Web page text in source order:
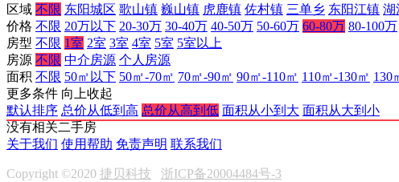
区域 不限 东阳城区 歌山镇 巍山镇 虎鹿镇 佐村镇 三单乡 东阳江镇 湖
价格 不限 20万以下 20-30万 30-40万 40-50万 50-60万 60-80万 80-100万
房型 不限 1室 2室 3室 4室 5室 5室以上
房源 不限 中介房源 个人房源
面积 不限 50㎡以下 50㎡-70㎡ 70㎡-90㎡ 90㎡-110㎡ 110㎡-130㎡ 130
更多条件 向上收起
默认排序 总价从低到高 总价从高到低 面积从小到大 面积从大到小
没有相关二手房
关于我们 使用帮助 免责声明 联系我们
Copyright ©2020 捷贝科技 浙ICP备20004484号-3